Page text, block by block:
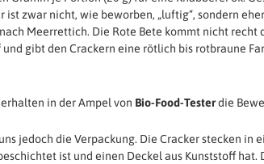
ist zwar nicht, wie beworben, „luftig“, sondern
Meerrettich. Die Rote Bete kommt nicht recht
und gibt den Crackern eine rötlich bis rotbraune
in der Ampel von Bio-Food-Testerdie
jedoch die Verpackung. Die Cracker stecken in
ist und einen Deckel aus Kunststoff hat.